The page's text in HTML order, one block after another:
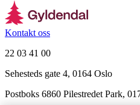
Kontakt oss
22 03 41 00
Sehesteds gate 4, 0164 Oslo
Postboks 6860 Pilestredet Park,